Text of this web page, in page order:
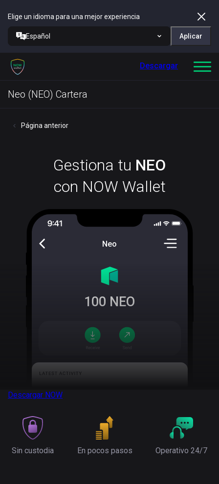
Elige un idioma para una mejor experiencia
Español Aplicar
Descargar
Neo (NEO) Cartera
Página anterior
Gestiona tu NEO
con NOW Wallet
Neo
100 NEO
Descargar NOW
Sin custodia En pocos pasos Operativo 24/7